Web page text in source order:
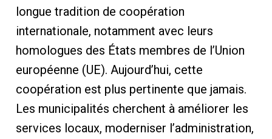
longue tradition de coopération
internationale, notamment avec leurs
homologues des États membres de l’Union
européenne (UE). Aujourd’hui, cette
coopération est plus pertinente que jamais.
Les municipalités cherchent à améliorer les
services locaux, moderniser l’administration,